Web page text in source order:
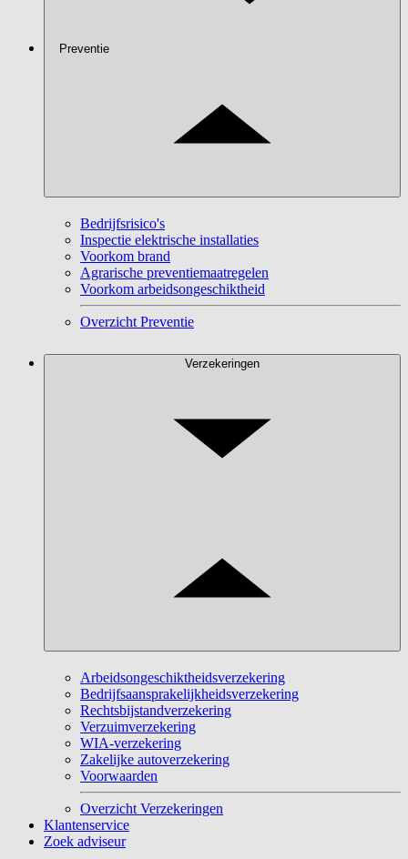
Preventie
Bedrijfsrisico's
Inspectie elektrische installaties
Voorkom brand
Agrarische preventiemaatregelen
Voorkom arbeidsongeschiktheid
Overzicht Preventie
Verzekeringen
Arbeidsongeschiktheidsverzekering
Bedrijfsaansprakelijkheidsverzekering
Rechtsbijstandverzekering
Verzuimverzekering
WIA-verzekering
Zakelijke autoverzekering
Voorwaarden
Overzicht Verzekeringen
Klantenservice
Zoek adviseur